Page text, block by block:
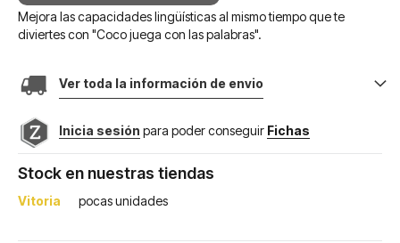
Mejora las capacidades lingüísticas al mismo tiempo que te
diviertes con "Coco juega con las palabras".
Ver toda la información de envio
Inicia sesión para poder conseguir Fichas
Stock en nuestras tiendas
Vitoria pocas unidades